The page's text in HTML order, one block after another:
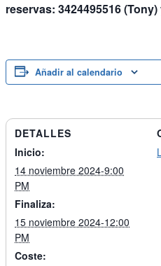
reservas: 3424495516
Añadir al calendario
DETALLES
Inicio:
14 noviembre 2024-9:00
PM
Finaliza:
15 noviembre 2024-12:00
PM
Coste: